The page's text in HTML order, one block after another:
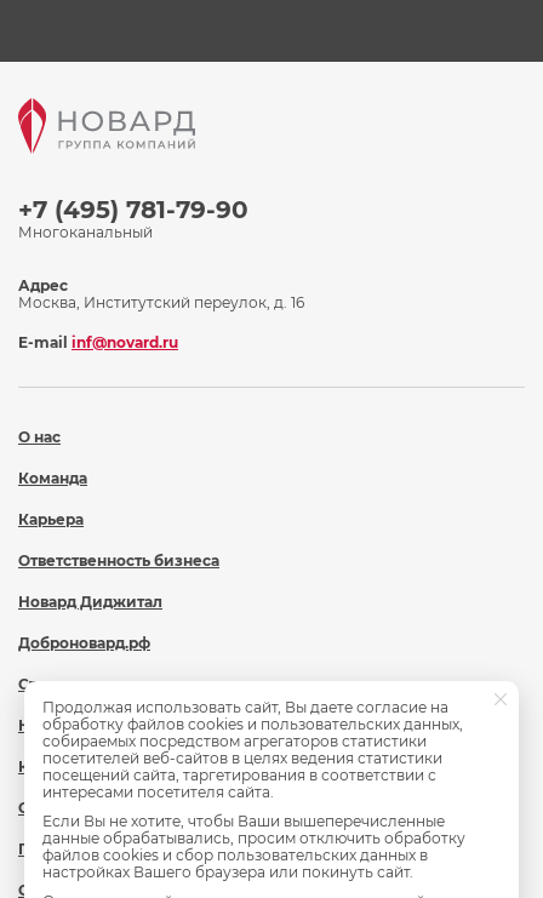
+7 (495) 781-79-90
Многоканальный
О нас
Команда
Карьера
Ответственность бизнеса
Новард Диджитал
Доброновард.рф
Статьи
Новости
Контакты
Охрана труда
Политика обработки персональных данных
Сведения об образовательной организации
Адрес
Москва, Институтский переулок, д. 16
E-mail inf@novard.ru
Продолжая использовать сайт, Вы даете согласие на
обработку файлов cookies и пользовательских данных,
собираемых посредством агрегаторов статистики
посетителей веб-сайтов в целях ведения статистики
посещений сайта, таргетирования в соответствии с
интересами посетителя сайта.
Если Вы не хотите, чтобы Ваши вышеперечисленные
данные обрабатывались, просим отключить обработку
файлов cookies и сбор пользовательских данных в
настройках Вашего браузера или покинуть сайт.